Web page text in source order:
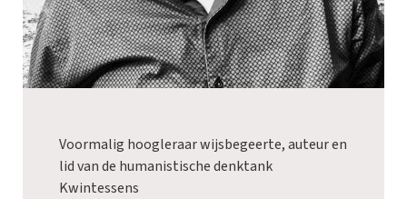
Voormalig hoogleraar wijsbegeerte, auteur en
lid van de humanistische denktank
Kwintessens